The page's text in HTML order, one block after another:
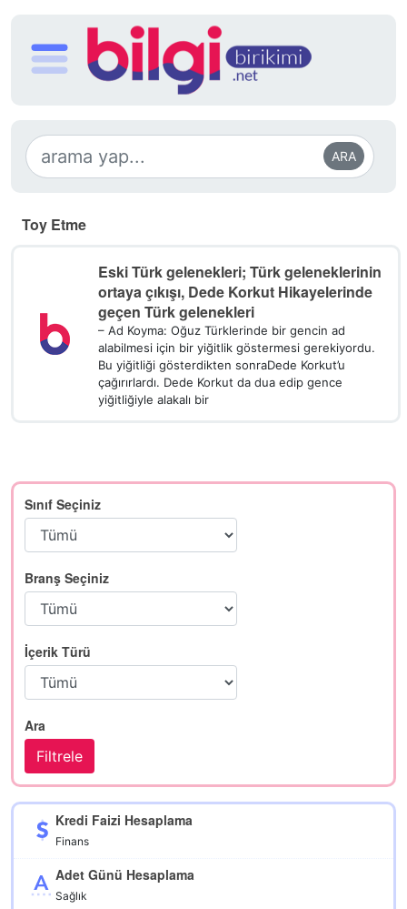
ARA
Toy Etme
Eski Türk gelenekleri; Türk geleneklerinin
ortaya çıkışı, Dede Korkut Hikayelerinde
geçen Türk gelenekleri
– Ad Koyma: Oğuz Türklerinde bir gencin ad
alabilmesi için bir yiğitlik göstermesi gerekiyordu.
Bu yiğitliği gösterdikten sonraDede Korkut’u
çağırırlardı. Dede Korkut da dua edip gence
yiğitliğiyle alakalı bir
Sınıf Seçiniz
Branş Seçiniz
İçerik Türü
Ara
Kredi Faizi Hesaplama
Finans
Adet Günü Hesaplama
Sağlık